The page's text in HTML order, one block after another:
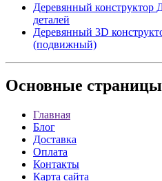
Деревянный конструктор
деталей
Деревянный 3D
(подвижный)
Основные страницы
Главная
Блог
Доставка
Оплата
Контакты
Карта сайта